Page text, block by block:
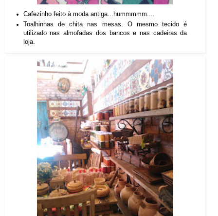
Cafezinho feito à moda antiga...hummmmm....
Toalhinhas de chita nas mesas. O mesmo tecido é
utilizado nas almofadas dos bancos e nas cadeiras da
loja.